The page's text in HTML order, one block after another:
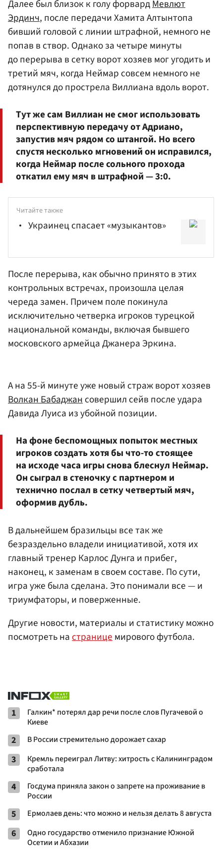
Далее был близок к голу форвардМевлют
Эрдинч, после передачи Хамита Алтынтопа
бивший головой с линии штрафной, немного не
попав в створ. Однако за четыре минуты
до перерыва в сетку ворот хозяев мог угодить и
третий мяч, когда Неймар совсем немного не
дотянулся до прострела Виллиана вдоль ворот.
Тут же сам Виллиан не смог использовать
перспективную передачу от Адриано,
запустив мяч рядом со штангой. Но всего
спустя несколько мгновений он исправился,
когда Неймар после сольного прохода
откатил ему мяч в штрафной — 3:0.
Читайте также
Украинец спасает «музыкантов»
После перерыва, как обычно принято в этих
контрольных встречах, произошла целая
череда замен. Причем поле покинула
исключительно четверка игроков турецкой
национальной команды, включая бывшего
московского армейца Джанера Эркина.
А на 55-й минуте уже новый страж ворот хозяев
Волкан Бабаджансовершил сейв после удара
Давида Луиса из убойной позиции.
На фоне беспомощных попыток местных
игроков создать хотя бы что-то стоящее
на исходе часа игры снова блеснул Неймар.
Он сыграл в стеночку с партнером и
технично послал в сетку четвертый мяч,
оформив дубль.
В дальнейшем бразильцы все так же
безраздельно владели инициативой, хотя их
главный тренер Карлос Дунга и прибег,
наконец, к заменам в своем составе. По сути,
игра уже была сделана. Это понимали все — и
триумфаторы, и поверженные.
Другие новости, материалы и статистику можно
посмотреть настраницемирового футбола.
1
Галкин* потерял дар речи после слов Пугачевой о
Киеве
2 В России стремительно дорожает сахар
3
Кремль переиграл Литву: хитрость с Калининградом
сработала
4
Госдума приняла закон о запрете на проживание в
России
5 Ермолаев день: что можно и нельзя делать 8 августа
6
Одно государство отменило признание Южной
Осетии и Абхазии